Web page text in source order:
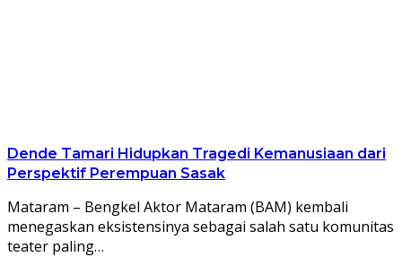
Dende Tamari Hidupkan Tragedi Kemanusiaan dari
Perspektif Perempuan Sasak
Mataram – Bengkel Aktor Mataram (BAM) kembali
menegaskan eksistensinya sebagai salah satu komunitas
teater paling…